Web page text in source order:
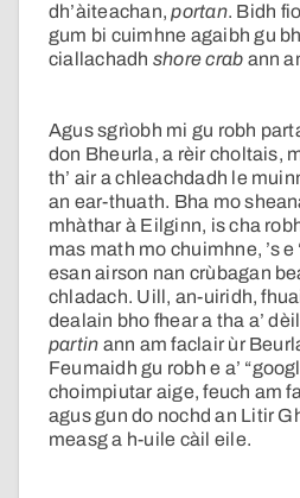
dh’àiteachan,portan. Bidh
gum bi cuimhne agaibh gu
ciallachadh shore crab ann
Agus sgrìobh mi gu robh
don Bheurla, a rèir choltais,
th’ air a chleachdadh le
an ear-thuath. Bha mo
mhàthar à Eilginn, is cha
mas math mo chuimhne, ’s e
esan airson nan crùbagan
chladach. Uill, an-uiridh,
dealain bho fhear a tha a’
partin ann am faclair ùr
Feumaidh gu robh e a’
choimpiutar aige, feuch am
agus gun do nochd an Litir
measg a h-uile càil eile.